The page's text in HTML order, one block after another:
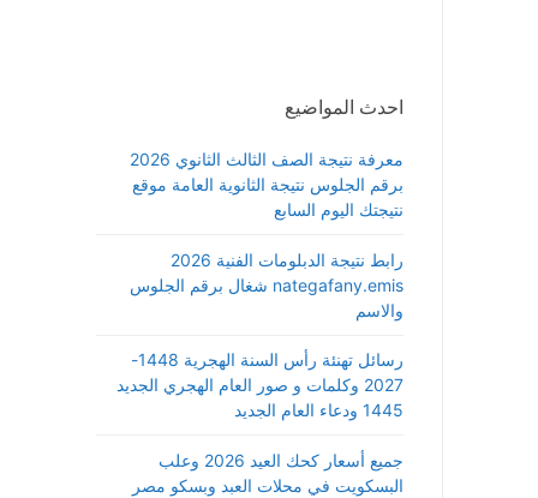
احدث المواضيع
معرفة نتيجة الصف الثالث الثانوي 2026
برقم الجلوس نتيجة الثانوية العامة موقع
نتيجتك اليوم السابع
رابط نتيجة الدبلومات الفنية 2026
nategafany.emis شغال برقم الجلوس
والاسم
رسائل تهنئة رأس السنة الهجرية 1448-
2027 وكلمات و صور العام الهجري الجديد
1445 ودعاء العام الجديد
جميع أسعار كحك العيد 2026 وعلب
البسكويت في محلات العبد وبسكو مصر